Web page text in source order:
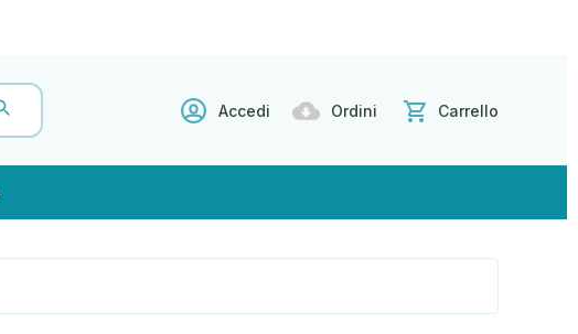
Accedi Ordini Carrello